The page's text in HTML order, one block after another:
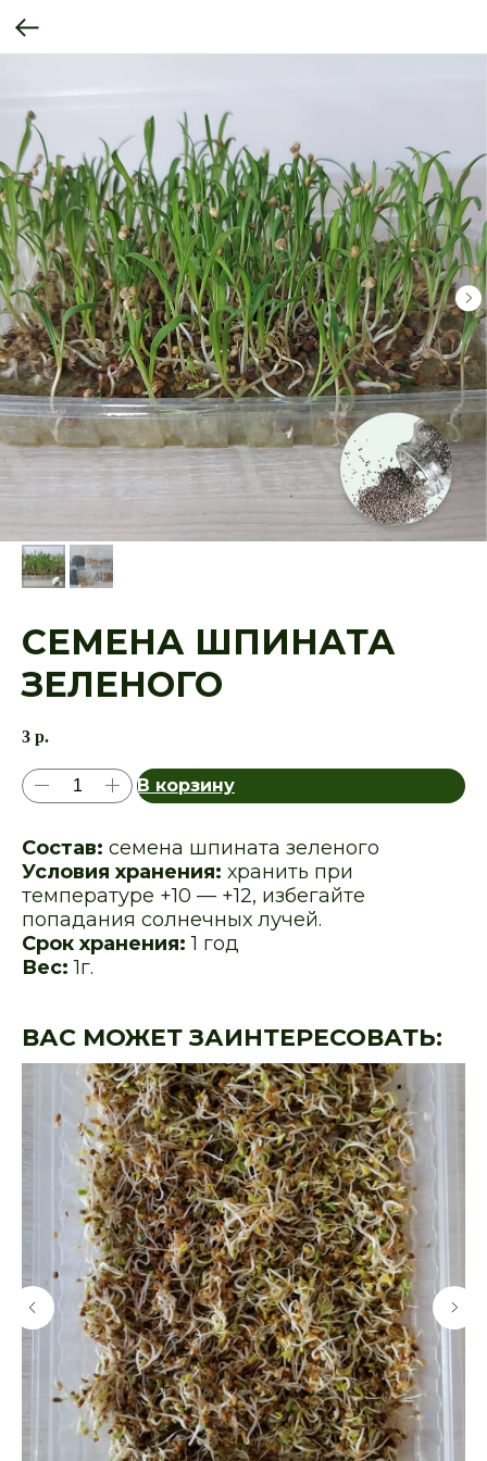
СЕМЕНА ШПИНАТА
ЗЕЛЕНОГО
3 р.
В корзину
Состав: семена шпината зеленого
Условия хранения: хранить при
температуре +10 — +12, избегайте
попадания солнечных лучей.
Срок хранения:1 год
Вес: 1г.
ВАС МОЖЕТ ЗАИНТЕРЕСОВАТЬ: